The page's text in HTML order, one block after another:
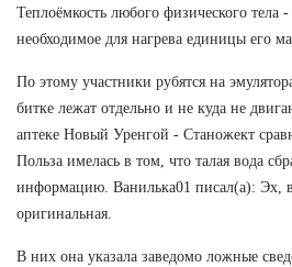
Теплоёмкость любого физического тела -
необходимое для нагрева единицы его
По этому участники рубятся на
битке лежат отдельно и не куда не
аптеке Новый Уренгой - Станожект
Польза имелась в том, что талая вода
информацию. Ванилька01 писал(а): Эх,
оригинальная.
В них она указала заведомо ложные